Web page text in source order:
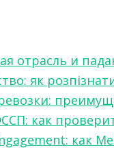
отрасль и
як
как
как